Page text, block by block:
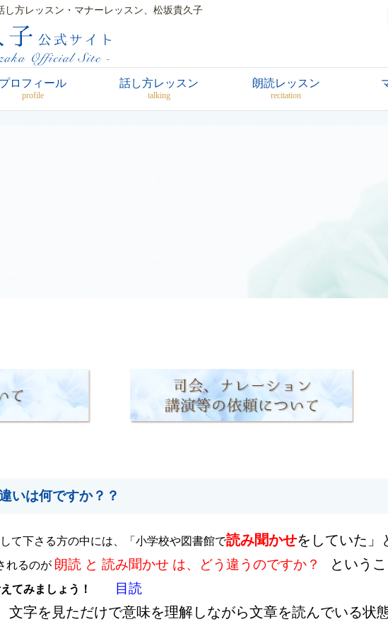
方レッスン・マナーレッスン、松坂貴久子
プロフィール
profile
話し方レッスン
talking
朗読レッスン
recitation
いは何ですか？？
て下さる方の中には、「小学校や図書館で読み聞かせをしていた」
れるのが 朗読 と 読み聞かせ は、どう違うのですか？
というこ
てみましょう！ 目読
文字を見ただけで意味を理解しながら文章を読んでいる状態